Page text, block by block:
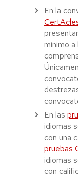
En la
mínimo
En las
idiomas
con una
pruebas
idiomas
con